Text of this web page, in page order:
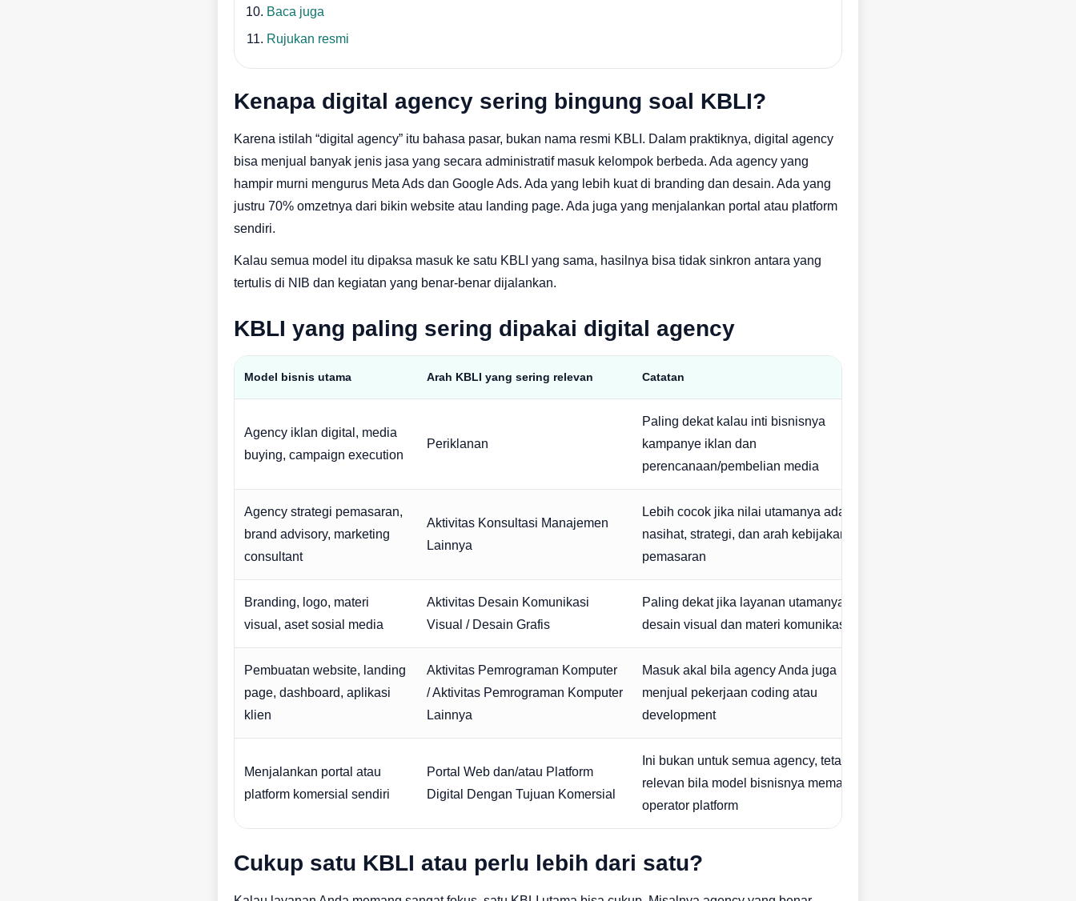
Baca juga
Rujukan resmi
Kenapa digital agency sering bingung soal KBLI?
Karena istilah “digital agency” itu bahasa pasar, bukan nama resmi KBLI. Dalam praktiknya, digital agency
bisa menjual banyak jenis jasa yang secara administratif masuk kelompok berbeda. Ada agency yang
hampir murni mengurus Meta Ads dan Google Ads. Ada yang lebih kuat di branding dan desain. Ada yang
justru 70% omzetnya dari bikin website atau landing page. Ada juga yang menjalankan portal atau platform
sendiri.
Kalau semua model itu dipaksa masuk ke satu KBLI yang sama, hasilnya bisa tidak sinkron antara yang
tertulis di NIB dan kegiatan yang benar-benar dijalankan.
KBLI yang paling sering dipakai digital agency
Model bisnis utama Arah KBLI yang sering relevan Catatan
Agency iklan digital, media
buying, campaign execution
Periklanan
Paling dekat kalau inti bisnisnya
kampanye iklan dan
perencanaan/pembelian media
Agency strategi pemasaran,
brand advisory, marketing
consultant
Aktivitas Konsultasi Manajemen
Lainnya
Lebih cocok jika nilai utamanya ada pada
nasihat, strategi, dan arah kebijakan
pemasaran
Branding, logo, materi
visual, aset sosial media
Aktivitas Desain Komunikasi
Visual / Desain Grafis
Paling dekat jika layanan utamanya
desain visual dan materi komunikasi
Pembuatan website, landing
page, dashboard, aplikasi
klien
Aktivitas Pemrograman Komputer
/ Aktivitas Pemrograman Komputer
Lainnya
Masuk akal bila agency Anda juga
menjual pekerjaan coding atau
development
Menjalankan portal atau
platform komersial sendiri
Portal Web dan/atau Platform
Digital Dengan Tujuan Komersial
Ini bukan untuk semua agency, tetapi
relevan bila model bisnisnya memang
operator platform
Cukup satu KBLI atau perlu lebih dari satu?